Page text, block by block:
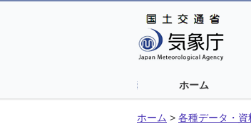
ホーム
ホーム > 各種データ・資